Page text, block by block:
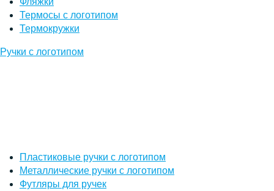
Термосы с логотипом
Термокружки
Ручки с логотипом
Пластиковые ручки с логотипом
Металлические ручки с логотипом
Футляры для ручек